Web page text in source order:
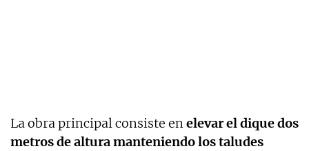
La obra principal consiste enelevar el dique dos
metros de altura manteniendo los taludes